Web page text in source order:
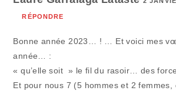
RÉPONDRE
Bonne année 2023… ! … Et voici mes
année… :
« qu’elle soit » le fil du rasoir… des
Et pour nous 7 (5 hommes et 2 femmes,